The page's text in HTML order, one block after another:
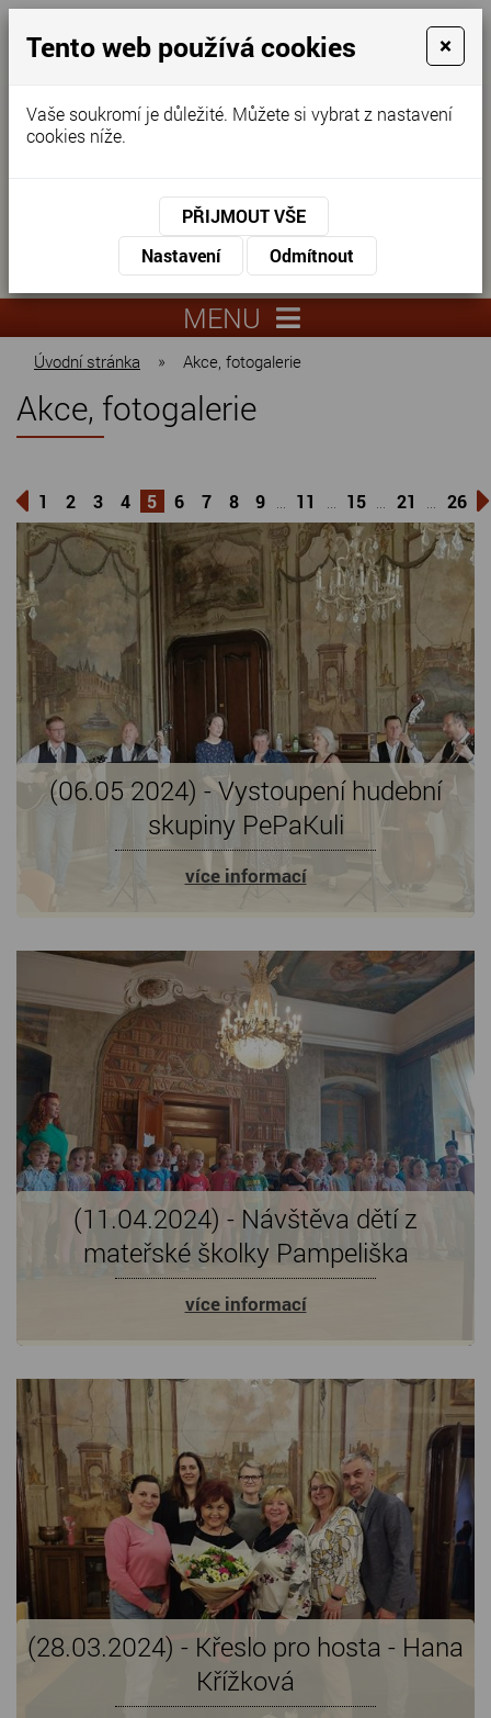
prohlídka
KONTAKTUJTE NÁS
KONTAKTUJTE NÁS
551
lysa.cz
MENU
Úvodní stránka » Akce, fotogalerie
Akce, fotogalerie
1 2 3 4 5 6 7 8 9 11 15 21 26
(06.05 2024) - Vystoupení hudební
skupiny PePaKuli
více informací
(11.04.2024) - Návštěva dětí z
mateřské školky Pampeliška
více informací
(28.03.2024) - Křeslo pro hosta - Hana
Křížková
Tento web používá cookies ×
Vaše soukromí je důležité. Můžete si vybrat z nastavení
cookies níže.
PŘIJMOUT VŠE
Nastavení
Odmítnout